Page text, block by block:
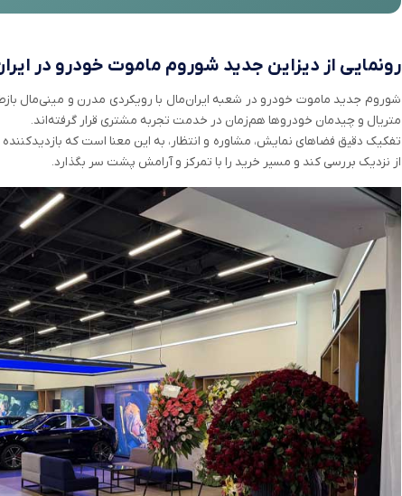
رونمایی از دیزاین جدید شوروم ماموت خودرو در
شوروم جدید ماموت خودرو در شعبه ایران‌مال با رویکردی مدرن و مینی‌مال
متریال و چیدمان خودروها هم‌زمان در خدمت تجربه‌ مشتری قرار گرفته‌اند.
تفکیک دقیق فضاهای نمایش، مشاوره و انتظار، به این معنا است که
از نزدیک بررسی کند و مسیر خرید را با تمرکز و آرامش پشت سر بگذارد‌.